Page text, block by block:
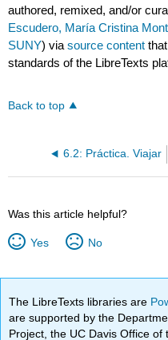
authored, remixed, and/or
Escudero, María Cristina
SUNY) viasource content
standards of the LibreTexts
Back to top
6.2: Práctica. Viajar
Was this article helpful?
Yes No
The LibreTexts libraries are
are supported by the
Project, the UC Davis Office of